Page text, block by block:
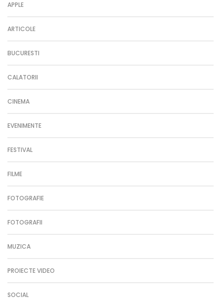
APPLE
ARTICOLE
BUCURESTI
CALATORII
CINEMA
EVENIMENTE
FESTIVAL
FILME
FOTOGRAFIE
FOTOGRAFII
MUZICA
PROIECTE VIDEO
SOCIAL